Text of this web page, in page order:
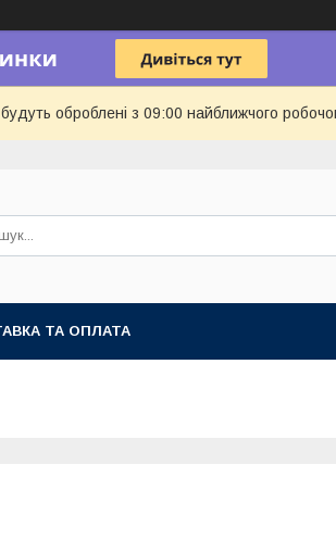
оброблені з 09:00 найближчого
ТА ОПЛАТА